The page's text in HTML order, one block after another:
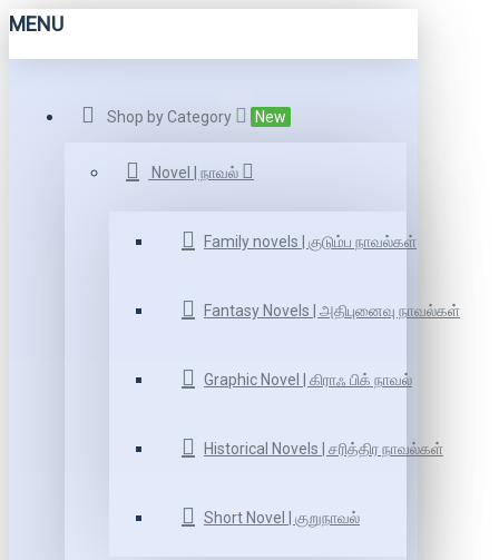
MENU
Shop by Category New
Novel | நாவல்
Family novels | குடும்ப நாவல்கள்
Fantasy Novels | அதிபுனைவு நாவல்கள்
Graphic Novel | கிராஃ பிக் நாவல்
Historical Novels | சரித்திர நாவல்கள்
Short Novel | குறுநாவல்